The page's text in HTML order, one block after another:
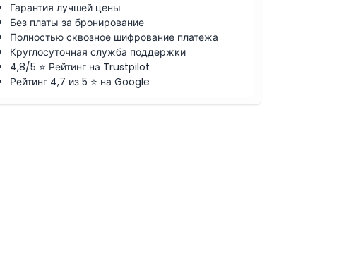
Гарантия лучшей цены
Без платы за бронирование
Полностью сквозное шифрование платежа
Круглосуточная служба поддержки
4,8/5 ⭐ Рейтинг на Trustpilot
Рейтинг 4,7 из 5 ⭐ на Google